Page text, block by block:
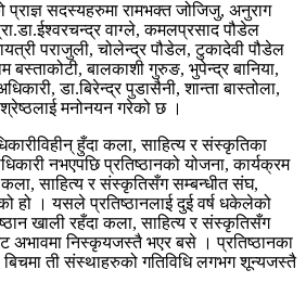
प्राज्ञ सदस्यहरुमा रामभक्त जोजिजु, अनुराग
वाग्ले, कमलप्रसाद पौडेल
पराजुली, चोलेन्द्र पौडेल, टुकादेवी पौडेल
बस्ताकोटी, बालकाशी गुरुङ, भुपेन्द्र बानिया,
डा.बिरेन्द्र पुडासैनी, शान्ता बास्तोला,
मनोनयन गरेको छ ।
हुँदा कला, साहित्य र संस्कृतिका
नभएपछि प्रतिष्ठानको योजना, कार्यक्रम
साहित्य र संस्कृतिसँग सम्बन्धीत संघ,
हो । यसले प्रतिष्ठानलाई दुई वर्ष धकेलेको
खाली रहँदा कला, साहित्य र संस्कृतिसँग
अभावमा निस्कृयजस्तै भएर बसे । प्रतिष्ठानका
बिचमा ती संस्थाहरुको गतिविधि लगभग शून्यजस्तै